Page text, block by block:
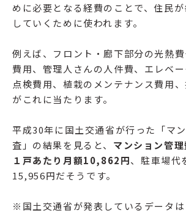
めに必要となる経費のことで、住民
していくために使われます。
例えば、フロント・廊下部分の光熱
費用、管理人さんの人件費、エレベ
点検費用、植栽のメンテナンス費用
がこれに当たります。
平成30年に国土交通省が行った「マ
査」の結果を見ると、 マンション管
１戸あたり月額10,862円、駐車場代
15,956円だそうです。
※国土交通省が発表しているデータは